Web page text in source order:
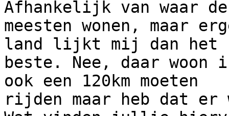
Afhankelijk van waar
meesten wonen, maar
land lijkt mij dan het
beste. Nee, daar
ook een 120km moeten
rijden maar heb dat er